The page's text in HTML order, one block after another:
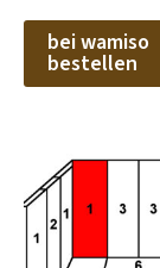
bei wamiso
bestellen